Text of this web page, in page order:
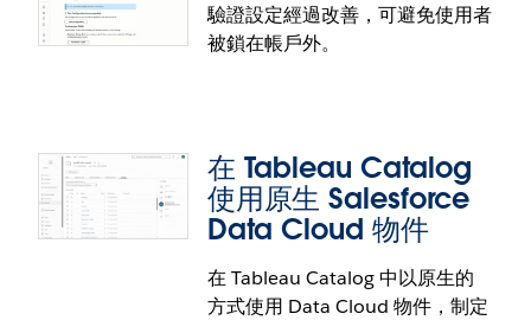
在 Tableau Cloud 使用您選擇的身分提供程式。
Tableau Cloud 現在支援一般 OpenID Connect 通訊
協定。您可以使用 UI 和 REST API 設定單一登入和單
驗證設定經過改善，可避免使用者
被鎖在帳戶外。
驗證設定增強功能
在 Tableau Catalog
使用原生 Salesforce
Data Cloud 物件
在 Tableau Catalog 中以原生的
方式使用 Data Cloud 物件，制定